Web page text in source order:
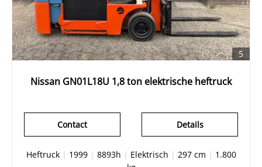
5
Nissan GN01L18U 1,8 ton elektrische heftruck
Details
Contact
Heftruck| 1999| 8893h | Elektrisch | 297 cm | 1.800